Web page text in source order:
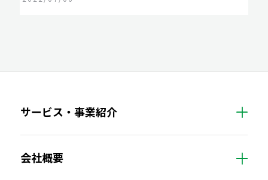
サービス・事業紹介
会社概要